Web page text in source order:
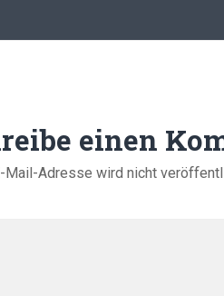
einen
Mail-Adresse wird nicht